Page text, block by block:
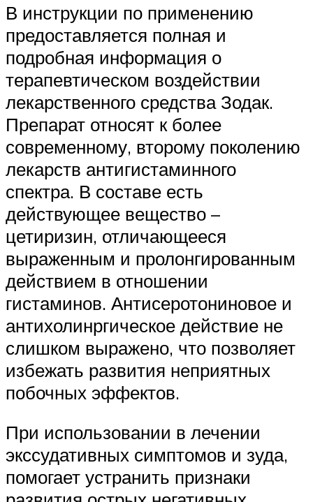
В инструкции по применению
предоставляется полная и
подробная информация о
терапевтическом воздействии
лекарственного средства Зодак.
Препарат относят к более
современному, второму поколению
лекарств антигистаминного
спектра. В составе есть
действующее вещество –
цетиризин, отличающееся
выраженным и пролонгированным
действием в отношении
гистаминов. Антисеротониновое и
антихолинргическое действие не
слишком выражено, что позволяет
избежать развития неприятных
побочных эффектов.
При использовании в лечении
экссудативных симптомов и зуда,
помогает устранить признаки